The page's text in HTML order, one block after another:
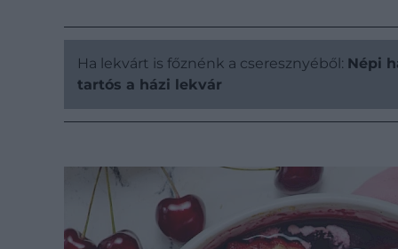
Ha lekvárt is főznénk a cseresznyéből: Népi
tartós a házi lekvár